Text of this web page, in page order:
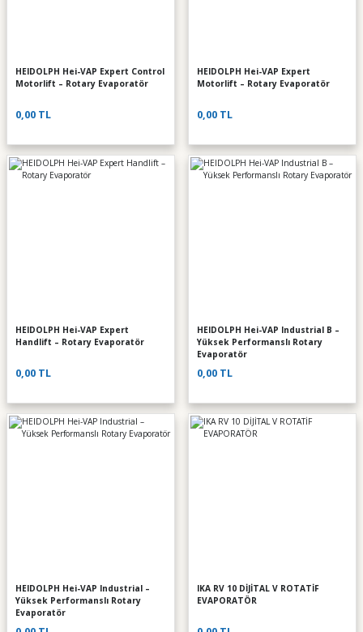
HEIDOLPH Hei-VAP Expert Control
Motorlift – Rotary Evaporatör
0,00 TL
HEIDOLPH Hei-VAP Expert
Motorlift – Rotary Evaporatör
0,00 TL
HEIDOLPH Hei-VAP Expert
Handlift – Rotary Evaporatör
0,00 TL
HEIDOLPH Hei-VAP Industrial B –
Yüksek Performanslı Rotary
Evaporatör
0,00 TL
HEIDOLPH Hei-VAP Industrial –
Yüksek Performanslı Rotary
Evaporatör
IKA RV 10 DİJİTAL V ROTATİF
EVAPORATÖR